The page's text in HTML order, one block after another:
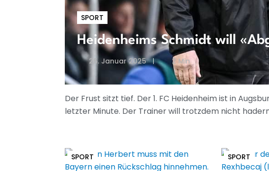
SPORT
Heidenheims Schmidt will
26. Januar 2025 2 Min
Der Frust sitzt tief. Der 1. FC Heidenheim ist in
letzter Minute. Der Trainer will trotzdem nicht
SPORT SPORT